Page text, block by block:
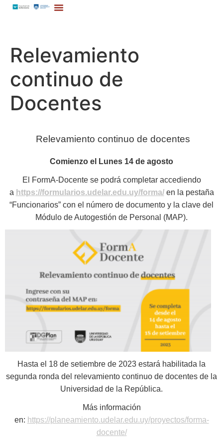
Relevamiento
continuo de
Docentes
Relevamiento continuo de docentes
Comienzo el Lunes 14 de agosto
El FormA-Docente se podrá completar accediendo
a https://formularios.udelar.edu.uy/forma/ en la pestaña
“Funcionarios” con el número de documento y la clave del
Módulo de Autogestión de Personal (MAP).
Hasta el 18 de setiembre de 2023 estará habilitada la
segunda ronda del relevamiento continuo de docentes de la
Universidad de la República.
Más información
en: https://planeamiento.udelar.edu.uy/proyectos/forma-
docente/